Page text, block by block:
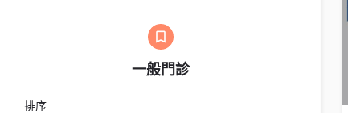
一般門診
排序